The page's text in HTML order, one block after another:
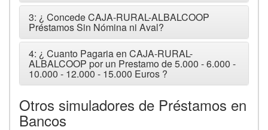
3: ¿ Concede CAJA-RURAL-ALBALCOOP
Préstamos Sin Nómina ni Aval?
4: ¿ Cuanto Pagaria en CAJA-RURAL-
ALBALCOOP por un Prestamo de 5.000 - 6.000 -
10.000 - 12.000 - 15.000 Euros ?
Otros simuladores de Préstamos en
Bancos